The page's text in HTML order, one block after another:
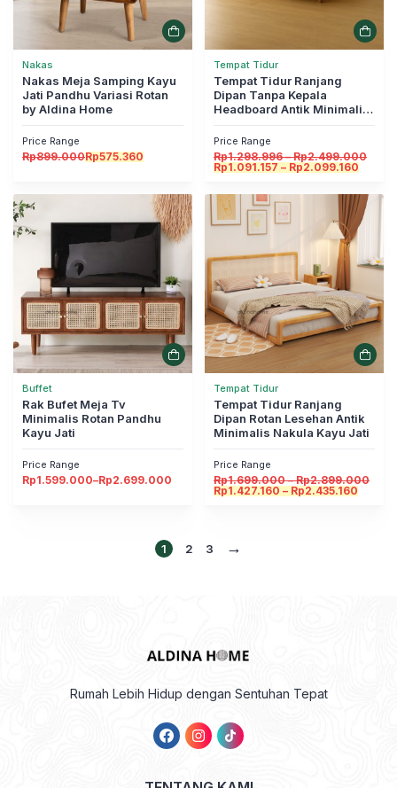
Nakas
Nakas Meja Samping Kayu
Jati Pandhu Variasi Rotan
by Aldina Home
Price Range
Rp899.000Rp575.360
Tempat Tidur
Tempat Tidur Ranjang
Dipan Tanpa Kepala
Headboard Antik Minimalis
Price Range
Rp1.298.996 – Rp2.499.000
Rp1.091.157 – Rp2.099.160
harga:
hingga
Buffet
Rak Bufet Meja Tv
Minimalis Rotan Pandhu
Kayu Jati
Price Range
Rp1.599.000–Rp2.699.000
Rentang
harga:
Tempat Tidur
Tempat Tidur Ranjang
Dipan Rotan Lesehan Antik
Minimalis Nakula Kayu Jati
Price Range
Rp1.699.000 – Rp2.899.000
Rp1.427.160 – Rp2.435.160
harga:
1 2 3 →
Rumah Lebih Hidup dengan Sentuhan Tepat